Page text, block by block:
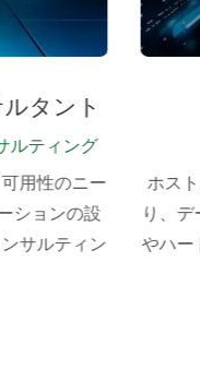
タント
ティング
用性のニー
ションの設
サルティン
ホス
り、デ
やハー